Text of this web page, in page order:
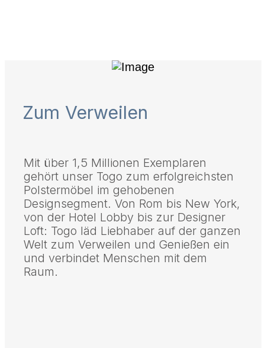
Zum Verweilen
Mit über 1,5 Millionen Exemplaren
gehört unser Togo zum erfolgreichsten
Polstermöbel im gehobenen
Designsegment. Von Rom bis New York,
von der Hotel Lobby bis zur Designer
Loft: Togo läd Liebhaber auf der ganzen
Welt zum Verweilen und Genießen ein
und verbindet Menschen mit dem
Raum.